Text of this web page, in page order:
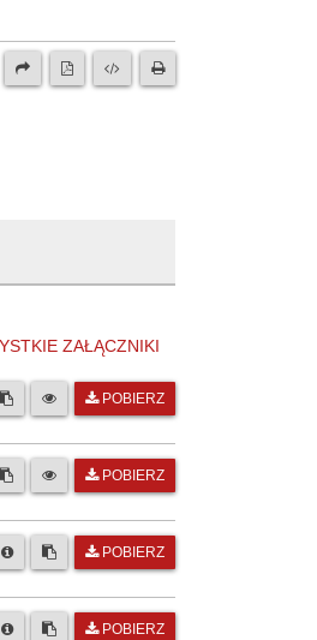
ZAŁĄCZNIKI
POBIERZ
POBIERZ
POBIERZ
POBIERZ